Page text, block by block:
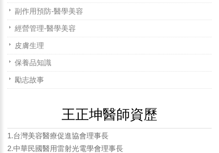
副作用預防-醫學美容
經營管理-醫學美容
皮膚生理
保養品知識
勵志故事
王正坤醫師資歷
1.台灣美容醫療促進協會理事長
2.中華民國醫用雷射光電學會理事長